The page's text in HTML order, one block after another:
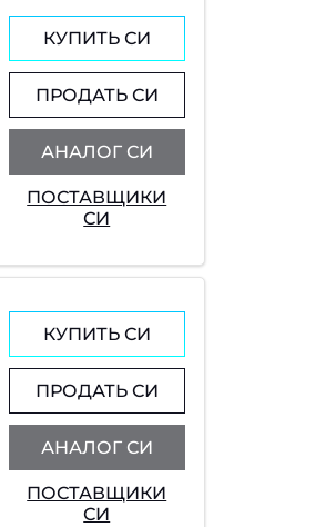
КУПИТЬ СИ
ПРОДАТЬ СИ
АНАЛОГ СИ
ПОСТАВЩИКИ
СИ
КУПИТЬ СИ
ПРОДАТЬ СИ
АНАЛОГ СИ
ПОСТАВЩИКИ
СИ